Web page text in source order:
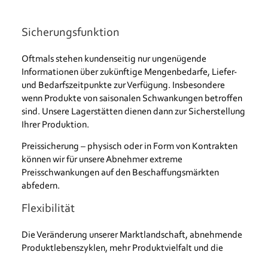
Sicherungsfunktion
Oftmals stehen kundenseitig nur ungenügende
Informationen über zukünftige Mengenbedarfe, Liefer-
und Bedarfszeitpunkte zur Verfügung. Insbesondere
wenn Produkte von saisonalen Schwankungen betroffen
sind. Unsere Lagerstätten dienen dann zur Sicherstellung
Ihrer Produktion.
Preissicherung – physisch oder in Form von Kontrakten
können wir für unsere Abnehmer extreme
Preisschwankungen auf den Beschaffungsmärkten
abfedern.
Flexibilität
Die Veränderung unserer Marktlandschaft, abnehmende
Produktlebenszyklen, mehr Produktvielfalt und die